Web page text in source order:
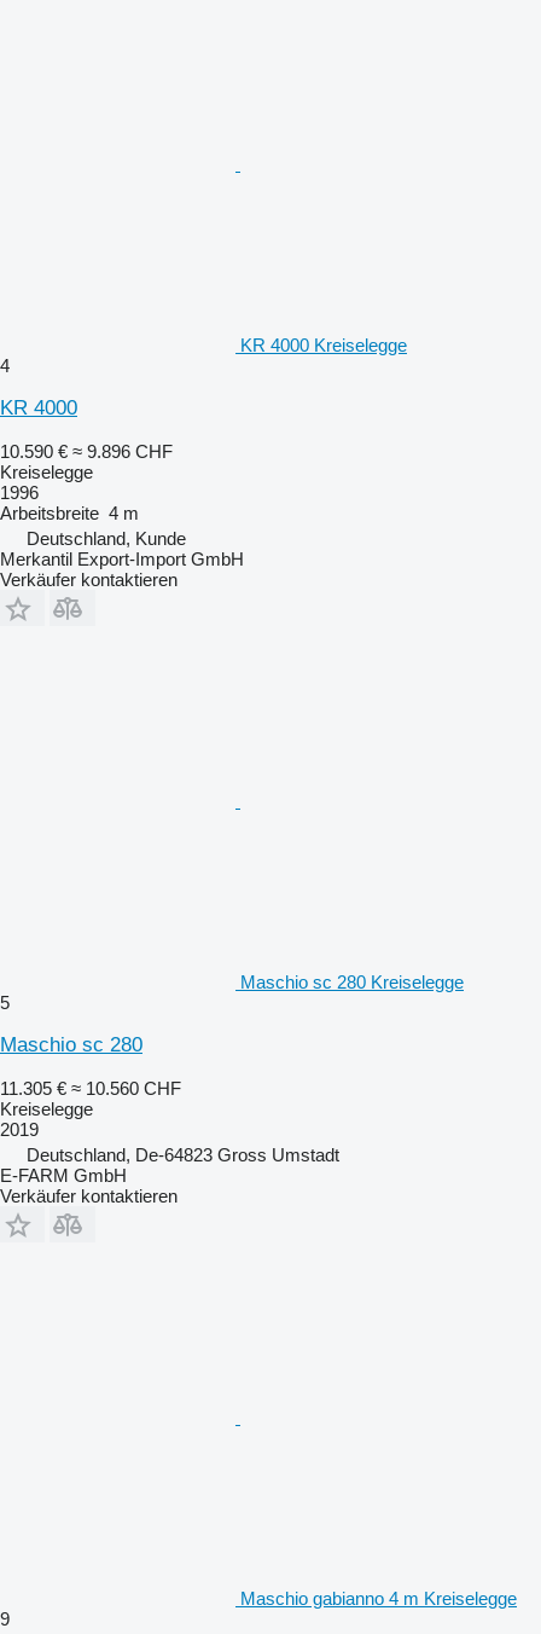
KR 4000 Kreiselegge
4
KR 4000
10.590 € ≈ 9.896 CHF
Kreiselegge
1996
Arbeitsbreite 4 m
Deutschland, Kunde
Merkantil Export-Import GmbH
Verkäufer kontaktieren
Maschio sc 280 Kreiselegge
5
Maschio sc 280
11.305 € ≈ 10.560 CHF
Kreiselegge
2019
Deutschland, De-64823 Gross Umstadt
E-FARM GmbH
Verkäufer kontaktieren
Maschio gabianno 4 m Kreiselegge
9